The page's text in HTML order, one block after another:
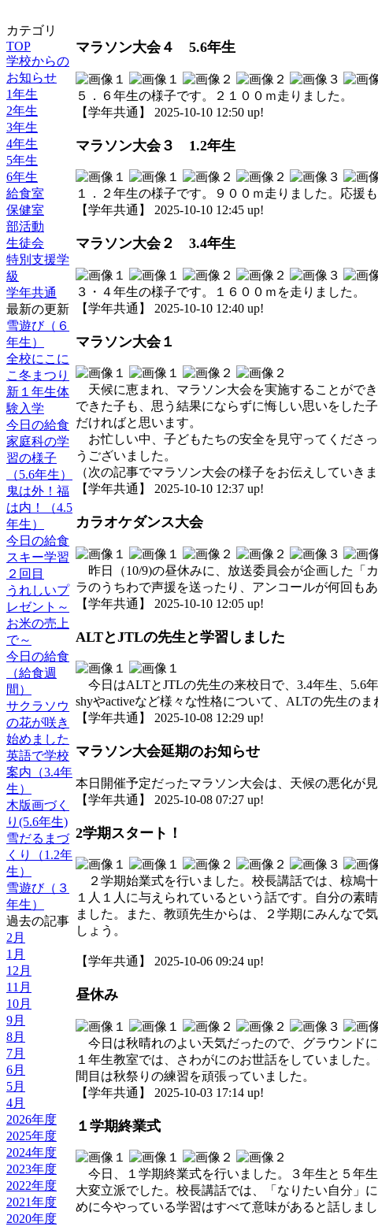
カテゴリ
TOP
学校からの
お知らせ
1年生
2年生
3年生
4年生
5年生
6年生
給食室
保健室
部活動
生徒会
特別支援学
級
学年共通
最新の更新
雪遊び（６
年生）
全校にこに
こ冬まつり
新１年生体
験入学
今日の給食
家庭科の学
習の様子
（5.6年生）
鬼は外！福
は内！（4.5
年生）
今日の給食
スキー学習
２回目
うれしいプ
レゼント～
お米の売上
で～
今日の給食
（給食週
間）
サクラソウ
の花が咲き
始めました
英語で学校
案内（3.4年
生）
木版画づく
り(5.6年生)
雪だるまづ
くり（1.2年
生）
雪遊び（３
年生）
過去の記事
2月
1月
12月
11月
10月
9月
8月
7月
6月
5月
4月
2026年度
2025年度
2024年度
2023年度
2022年度
2021年度
2020年度
マラソン大会４ 5.6年生
５．６年生の様子です。２１００ｍ走りました。
【学年共通】 2025-10-10 12:50 up!
マラソン大会３ 1.2年生
１．２年生の様子です。９００ｍ走りました。応援も
【学年共通】 2025-10-10 12:45 up!
マラソン大会２ 3.4年生
３・４年生の様子です。１６００ｍを走りました。
【学年共通】 2025-10-10 12:40 up!
マラソン大会１
天候に恵まれ、マラソン大会を実施することがで
できた子も、思う結果にならずに悔しい思いをした
だければと思います。
お忙しい中、子どもたちの安全を見守ってくださ
うございました。
（次の記事でマラソン大会の様子をお伝えしていきま
【学年共通】 2025-10-10 12:37 up!
カラオケダンス大会
昨日（10/9)の昼休みに、放送委員会が企画した「
ラのうちわで声援を送ったり、アンコールが何回も
【学年共通】 2025-10-10 12:05 up!
ALTとJTLの先生と学習しました
今日はALTとJTLの先生の来校日で、3.4年生、5.6
shyやactiveなど様々な性格について、ALTの先生の
【学年共通】 2025-10-08 12:29 up!
マラソン大会延期のお知らせ
本日開催予定だったマラソン大会は、天候の悪化が
【学年共通】 2025-10-08 07:27 up!
2学期スタート！
２学期始業式を行いました。校長講話では、椋鳩
１人１人に与えられているという話です。自分の素
ました。また、教頭先生からは、２学期にみんなで
しょう。
【学年共通】 2025-10-06 09:24 up!
昼休み
今日は秋晴れのよい天気だったので、グラウンド
１年生教室では、さわがにのお世話をしていました
間目は秋祭りの練習を頑張っていました。
【学年共通】 2025-10-03 17:14 up!
１学期終業式
今日、１学期終業式を行いました。３年生と５年
大変立派でした。校長講話では、「なりたい自分」
めに今やっている学習はすべて意味があると話しま